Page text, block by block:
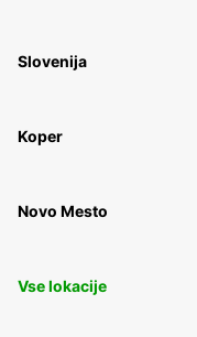
Slovenija
Koper
Novo Mesto
Vse lokacije